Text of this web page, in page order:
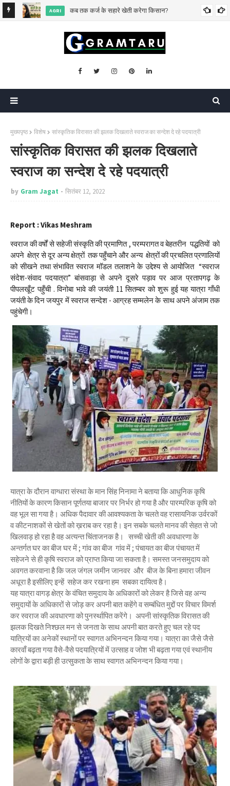
AGRI कब तक कर्ज के सहारे खेती करेगा किसान?
मुख्यपृष्ठ विशेष सांस्कृतिक विरासत की झलक दिखलाते स्वराज का सन्देश दे रहे पदयात्री
सांस्कृतिक विरासत की झलक दिखलाते
स्वराज का सन्देश दे रहे पदयात्री
by Gram Jagat सितंबर 12, 2022
Report :Vikas Meshram
स्वराज की वर्षों से सहेजी संस्कृति की प्रमाणित , परम्परागत व बेहतरीन पद्धतियों को
अपने क्षेत्र से दूर अन्य क्षेत्रों तक पहुँचाने और अन्य क्षेत्रों की प्रचलित प्रणालियों
को सीखने तथा संभावित स्वराज मॉडल तलाशने के उद्देश्य से आयोजित “स्वराज
संदेश-संवाद पदयात्रा” बांसवाड़ा से अपने दूसरे पड़ाव पर आज प्रतापगढ़ के
पीपलखूँट पहुँची . विनोबा भावे की जयंती 11 सितम्बर को शुरू हुई यह यात्रा गाँधी
जयंती के दिन जयपुर में स्वराज सन्देश - आग्रह सम्मलेन के साथ अपने अंजाम तक
पहुंचेगी।
यात्रा के दौरान वाग्धारा संस्था के मान सिंह निनामा ने बताया कि आधुनिक कृषि
नीतियों के कारण किसान पूर्णतया बाजार पर निर्भर हो गया है और पारम्परिक कृषि को
वह भूल सा गया है। अधिक पैदावार की आवश्यकता के चलते वह रासायनिक उर्वरकों
व कीटनाशकों से खेतों को ख़राब कर रहा है। इन सबके चलते मानव की सेहत से जो
खिलवाड़ हो रहा है वह अत्यन्त चिंताजनक है। सच्ची खेती की अवधारणा के
अन्तर्गत घर का बीज घर में ; गांव का बीज गांव में ; पंचायत का बीज पंचायत में
सहेजने से ही कृषि स्वराज को प्राप्त किया जा सकता है। समस्त जनसमुदाय को
अवगत करवाना है कि जल जंगल जमीन जानवर और बीज के बिना हमारा जीवन
अधूरा है इसीलिए इन्हें सहेज कर रखना हम सबका दायित्व है।
यह यात्रा वागड़ क्षेत्र के वंचित समुदाय के अधिकारों को लेकर है जिसे वह अन्य
समुदायों के अधिकारों से जोड़ कर अपनी बात कहेंगे व सम्बंधित मुद्दों पर विचार विमर्श
कर स्वराज की अवधारणा को पुनर्स्थापित करेंगे। अपनी सांस्कृतिक विरासत की
झलक दिखते निश्छल मन से जनता के साथ अपनी बात करते हुए चल रहे पद
यात्रियों का अनेकों स्थानों पर स्वागत अभिनन्दन किया गया। यात्रा का जैसे जैसे
कारवाँ बढ़ता गया वैसे-वैसे पदयात्रियों में उत्साह व जोश भी बढ़ता गया एवं स्थानीय
लोगों के द्वारा बड़ी ही उत्सुकता के साथ स्वागत अभिनन्दन किया गया।